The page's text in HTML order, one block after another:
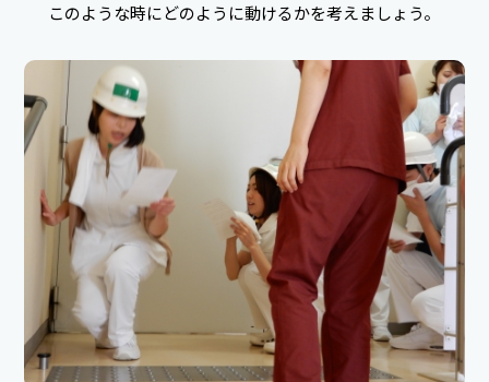
このような時にどのように動けるかを考えましょう。